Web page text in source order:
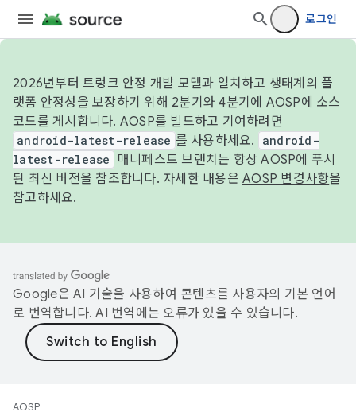
로그인
2026년부터 트렁크 안정 개발 모델과 일치하고 생태계의 플
랫폼 안정성을 보장하기 위해 2분기와 4분기에 AOSP에 소스
코드를 게시합니다. AOSP를 빌드하고 기여하려면
android-latest-release 를 사용하세요.
android-
latest-release
매니페스트 브랜치는 항상 AOSP에 푸시
된 최신 버전을 참조합니다. 자세한 내용은 AOSP 변경사항을
참고하세요.
Google은 AI 기술을 사용하여 콘텐츠를 사용자의 기본 언어
로 번역합니다. AI 번역에는 오류가 있을 수 있습니다.
AOSP